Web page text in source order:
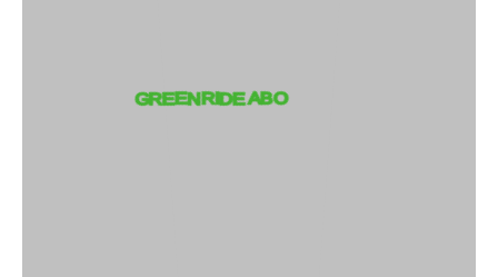
GREENRIDE ABO